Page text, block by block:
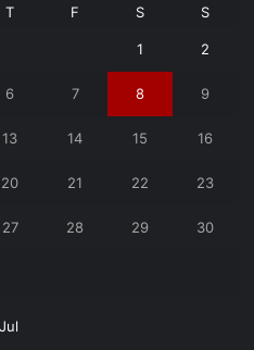
T F S S
1 2
6 7 8 9
13 14 15 16
20 21 22 23
27 28 29 30